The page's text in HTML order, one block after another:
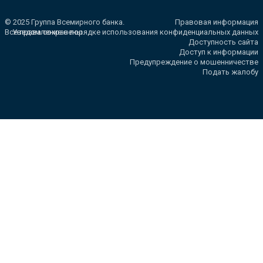
© 2025 Группа Всемирного банка.
Все права сохранены.
Правовая информация
Уведомление о порядке использования конфиденциальных данных
Доступность сайта
Доступ к информации
Предупреждение о мошенничестве
Подать жалобу